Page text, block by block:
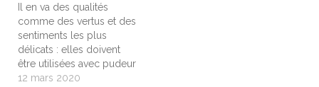
Il en va des qualités
comme des vertus et des
sentiments les plus
délicats : elles doivent
être utilisées avec pudeur
et chasteté, et l'étalage
12 mars 2020